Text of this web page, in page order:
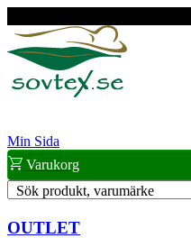
Min Sida
Varukorg
Sök produkt, varumärke
OUTLET